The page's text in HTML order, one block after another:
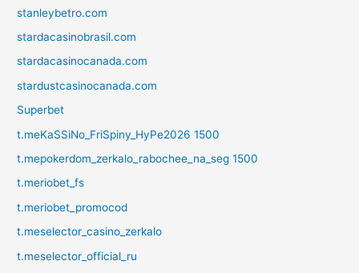
stanleybetro.com
stardacasinobrasil.com
stardacasinocanada.com
stardustcasinocanada.com
Superbet
t.meKaSSiNo_FriSpiny_HyPe2026 1500
t.mepokerdom_zerkalo_rabochee_na_seg 1500
t.meriobet_fs
t.meriobet_promocod
t.meselector_casino_zerkalo
t.meselector_official_ru